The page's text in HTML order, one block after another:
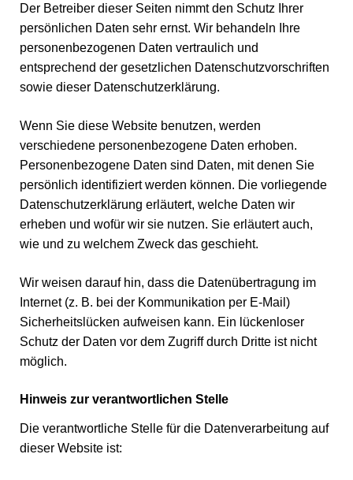
Der Betreiber dieser Seiten nimmt den Schutz Ihrer
persönlichen Daten sehr ernst. Wir behandeln Ihre
personenbezogenen Daten vertraulich und
entsprechend der gesetzlichen Datenschutzvorschriften
sowie dieser Datenschutzerklärung.
Wenn Sie diese Website benutzen, werden
verschiedene personenbezogene Daten erhoben.
Personenbezogene Daten sind Daten, mit denen Sie
persönlich identifiziert werden können. Die vorliegende
Datenschutzerklärung erläutert, welche Daten wir
erheben und wofür wir sie nutzen. Sie erläutert auch,
wie und zu welchem Zweck das geschieht.
Wir weisen darauf hin, dass die Datenübertragung im
Internet (z. B. bei der Kommunikation per E-Mail)
Sicherheitslücken aufweisen kann. Ein lückenloser
Schutz der Daten vor dem Zugriff durch Dritte ist nicht
möglich.
Hinweis zur verantwortlichen Stelle
Die verantwortliche Stelle für die Datenverarbeitung auf
dieser Website ist: